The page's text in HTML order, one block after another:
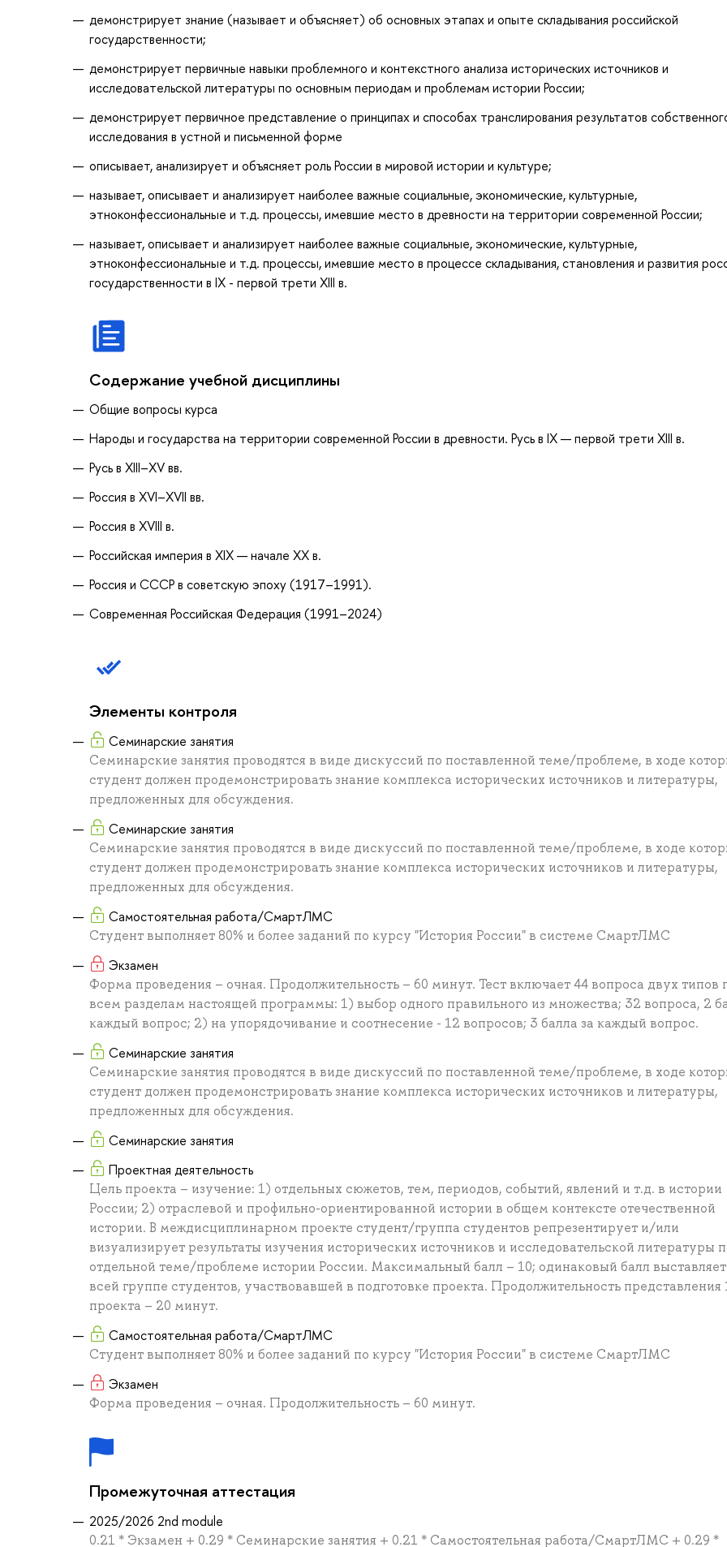
демонстрирует знание (называет и объясняет) об основных этапах и опыте складывания российской
государственности;
демонстрирует первичные навыки проблемного и контекстного анализа исторических источников и
исследовательской литературы по основным периодам и проблемам истории России;
демонстрирует первичное представление о принципах и способах транслирования результатов
исследования в устной и письменной форме
описывает, анализирует и объясняет роль России в мировой истории и культуре;
называет, описывает и анализирует наиболее важные социальные, экономические, культурные,
этноконфессиональные и т.д. процессы, имевшие место в древности на территории современной России;
называет, описывает и анализирует наиболее важные социальные, экономические, культурные,
этноконфессиональные и т.д. процессы, имевшие место в процессе складывания, становления и развития
государственности в IX - первой трети XIII в.
Содержание учебной дисциплины
Общие вопросы курса
Народы и государства на территории современной России в древности. Русь в IX — первой трети XIII в.
Русь в XIII–XV вв.
Россия в XVI–XVII вв.
Россия в XVIII в.
Российская империя в XIX — начале ХХ в.
Россия и СССР в советскую эпоху (1917–1991).
Современная Российская Федерация (1991–2024)
Элементы контроля
Семинарские занятия
Семинарские занятия проводятся в виде дискуссий по поставленной теме/проблеме, в ходе
студент должен продемонстрировать знание комплекса исторических источников и литературы,
предложенных для обсуждения.
Семинарские занятия
Семинарские занятия проводятся в виде дискуссий по поставленной теме/проблеме, в ходе
студент должен продемонстрировать знание комплекса исторических источников и литературы,
предложенных для обсуждения.
Самостоятельная работа/СмартЛМС
Студент выполняет 80% и более заданий по курсу "История России" в системе СмартЛМС
Экзамен
Форма проведения – очная. Продолжительность – 60 минут. Тест включает 44 вопроса двух типов
всем разделам настоящей программы: 1) выбор одного правильного из множества; 32 вопроса, 2
каждый вопрос; 2) на упорядочивание и соотнесение - 12 вопросов; 3 балла за каждый вопрос.
Семинарские занятия
Семинарские занятия проводятся в виде дискуссий по поставленной теме/проблеме, в ходе
студент должен продемонстрировать знание комплекса исторических источников и литературы,
предложенных для обсуждения.
Семинарские занятия
Проектная деятельность
Цель проекта – изучение: 1) отдельных сюжетов, тем, периодов, событий, явлений и т.д. в истории
России; 2) отраслевой и профильно-ориентированной истории в общем контексте отечественной
истории. В междисциплинарном проекте студент/группа студентов репрезентирует и/или
визуализирует результаты изучения исторических источников и исследовательской литературы
отдельной теме/проблеме истории России. Максимальный балл – 10; одинаковый балл
всей группе студентов, участвовавшей в подготовке проекта. Продолжительность представления
проекта – 20 минут.
Самостоятельная работа/СмартЛМС
Студент выполняет 80% и более заданий по курсу "История России" в системе СмартЛМС
Экзамен
Форма проведения – очная. Продолжительность – 60 минут.
Промежуточная аттестация
2025/2026 2nd module
0.21 * Экзамен + 0.29 * Семинарские занятия + 0.21 * Самостоятельная работа/СмартЛМС + 0.29 *